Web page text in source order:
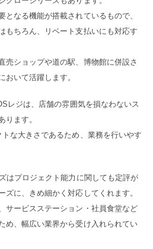
となる機能が搭載されているもので、
もちろん、リベート支払いにも対応す
売ショップや道の駅、博物館に併設さ
おいて活躍します。
レジは、店舗の雰囲気を損なわないス
ります。
な大きさであるため、業務を行いやす
はプロジェクト能力に関しても定評が
ズに、きめ細かく対応してくれます。
サービスステーション・社員食堂など
め、幅広い業界から受け入れられてい